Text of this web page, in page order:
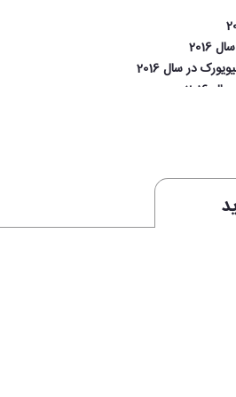
در سال 2016
جادویی پیدا کرده است حالا باید قبل از